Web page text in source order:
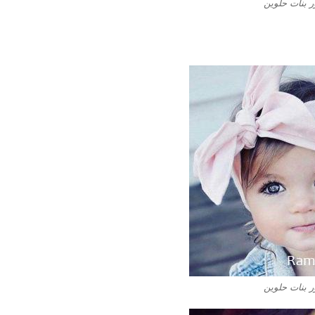
بنات حلوين
بنات حلوين